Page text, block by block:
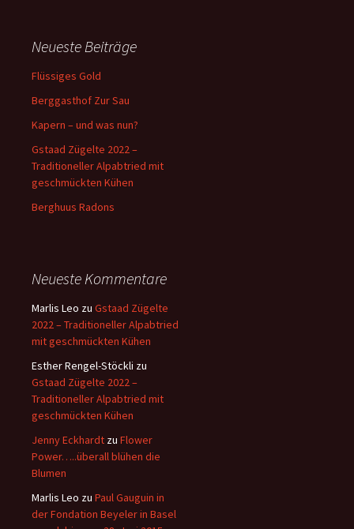
Neueste Beiträge
Flüssiges Gold
Berggasthof Zur Sau
Kapern – und was nun?
Gstaad Zügelte 2022 –
Traditioneller Alpabtried mit
geschmückten Kühen
Berghuus Radons
Neueste Kommentare
Marlis Leo zu Gstaad Zügelte
2022 – Traditioneller Alpabtried
mit geschmückten Kühen
Esther Rengel-Stöckli zu
Gstaad Zügelte 2022 –
Traditioneller Alpabtried mit
geschmückten Kühen
Jenny Eckhardt zu Flower
Power…..überall blühen die
Blumen
Marlis Leo zu Paul Gauguin in
der Fondation Beyeler in Basel